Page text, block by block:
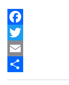
Facebook
Twitter
Email
Share